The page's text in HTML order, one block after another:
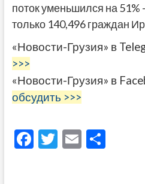
поток уменьшился на 51%
только 140,496 граждан
«Новости-Грузия» в
>>>
«Новости-Грузия» в
обсудить >>>
F T E О